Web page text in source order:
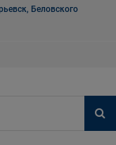
Беловского